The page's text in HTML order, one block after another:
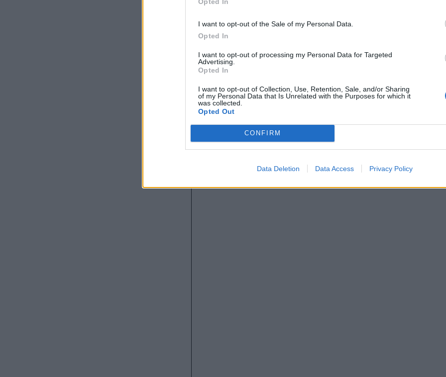
I want to opt-out of the Sale of my Personal Data.
Opted In
I want to opt-out of processing my Personal Data for Targeted
Advertising.
Opted In
I want to opt-out of Collection, Use, Retention, Sale, and/or Sharing
of my Personal Data that Is Unrelated with the Purposes for which it
was collected.
Opted Out
CONFIRM
Data Deletion Data Access Privacy Policy